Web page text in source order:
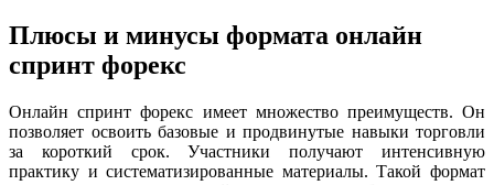
Плюсы и минусы формата онлайн
спринт форекс
Онлайн спринт форекс имеет множество преимуществ. Он
позволяет освоить базовые и продвинутые навыки торговли
за короткий срок. Участники получают интенсивную
практику и систематизированные материалы. Такой формат